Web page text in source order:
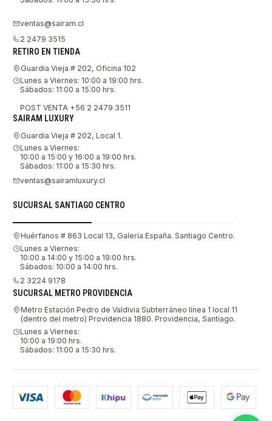
ventas@sairam.cl
2 2479 3515
RETIRO EN TIENDA
Guardia Vieja # 202, Oficina 102
Lunes a Viernes: 10:00 a 19:00 hrs.
Sábados: 11:00 a 15:00 hrs.
POST VENTA +56 2 2479 3511
SAIRAM LUXURY
Guardia Vieja # 202, Local 1.
Lunes a Viernes:
10:00 a 15:00 y 16:00 a 19:00 hrs.
Sábados: 11:00 a 15:30 hrs.
ventas@sairamluxury.cl
SUCURSAL SANTIAGO CENTRO
Huérfanos # 863 Local 13, Galería España. Santiago Centro.
Lunes a Viernes:
10:00 a 14:00 y 15:00 a 19:00 hrs.
Sábados: 10:00 a 14:00 hrs.
2 3224 9178
SUCURSAL METRO PROVIDENCIA
Metro Estación Pedro de Valdivia Subterráneo línea 1 local 11
(dentro del metro) Providencia 1880. Providencia, Santiago.
Lunes a Viernes:
10:00 a 19:00 hrs.
Sábados: 11:00 a 15:30 hrs.